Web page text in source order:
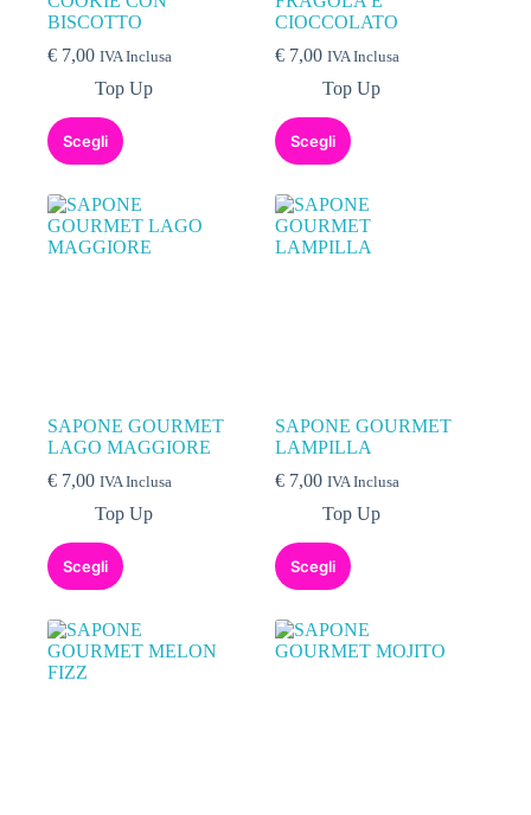
BISCOTTO
€ 7,00 IVA Inclusa
Top Up
Scegli
CIOCCOLATO
€ 7,00 IVA Inclusa
Top Up
Scegli
SAPONE GOURMET
LAGO MAGGIORE
€ 7,00 IVA Inclusa
Top Up
Scegli
SAPONE GOURMET
LAMPILLA
€ 7,00 IVA Inclusa
Top Up
Scegli